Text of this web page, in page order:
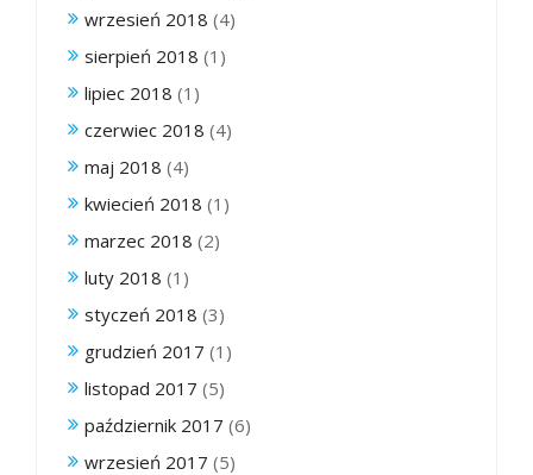
wrzesień 2018 (4)
sierpień 2018 (1)
lipiec 2018 (1)
czerwiec 2018 (4)
maj 2018 (4)
kwiecień 2018 (1)
marzec 2018 (2)
luty 2018 (1)
styczeń 2018 (3)
grudzień 2017 (1)
listopad 2017 (5)
październik 2017 (6)
wrzesień 2017 (5)